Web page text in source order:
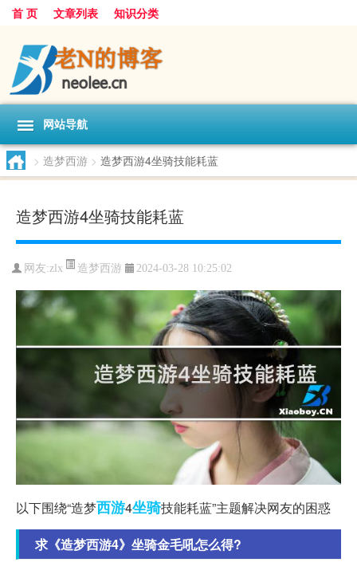
首 页 文章列表 知识分类
网站导航
> 造梦西游 > 造梦西游4坐骑技能耗蓝
造梦西游4坐骑技能耗蓝
网友:zlx 造梦西游 2024-03-28 10:25:02
以下围绕“造梦西游4坐骑技能耗蓝”主题解决网友的困惑
求《造梦西游4》坐骑金毛吼怎么得?